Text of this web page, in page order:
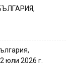
юли 2026 г.